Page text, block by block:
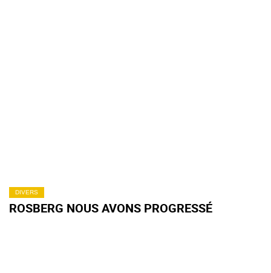
DIVERS
ROSBERG NOUS AVONS PROGRESSÉ